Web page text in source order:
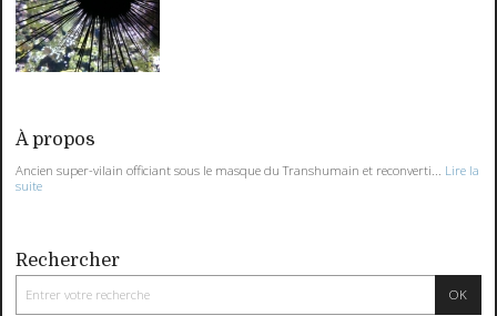
À propos
Ancien super-vilain officiant sous le masque du Transhumain et reconverti...
Lire la
suite
Rechercher